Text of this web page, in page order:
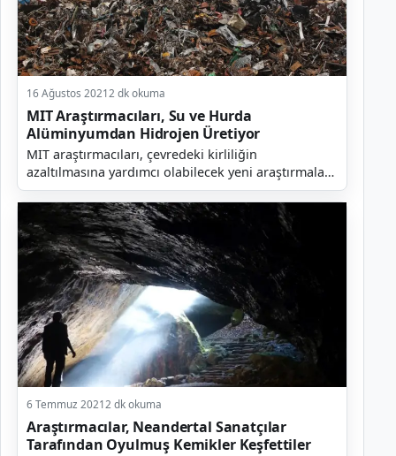
16 Ağustos 20212 dk okuma
MIT Araştırmacıları, Su ve Hurda
Alüminyumdan Hidrojen Üretiyor
MIT araştırmacıları, çevredeki kirliliğin
azaltılmasına yardımcı olabilecek yeni araştırmalar
gerçekleştirdiler. Araştırmacılar, potansiyel olarak
yeş...
6 Temmuz 20212 dk okuma
Araştırmacılar, Neandertal Sanatçılar
Tarafından Oyulmuş Kemikler Keşfettiler